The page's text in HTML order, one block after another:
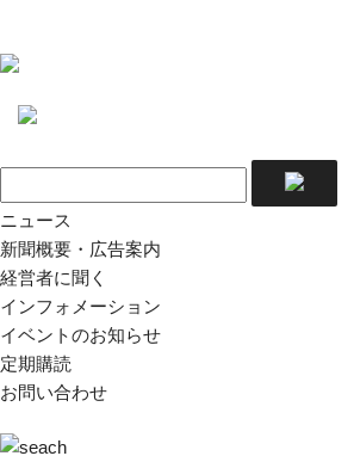
ニュース
新聞概要・広告案内
経営者に聞く
インフォメーション
イベントのお知らせ
定期購読
お問い合わせ